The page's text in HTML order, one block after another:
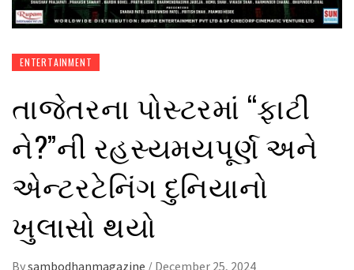
ENTERTAINMENT
તાજેતરના પોસ્ટરમાં “ફાટી
ને?”ની રહસ્યમયપૂર્ણ અને
એન્ટરટેનિંગ દુનિયાનો
ખુલાસો થયો
Bysambodhanmagazine / December 25, 2024